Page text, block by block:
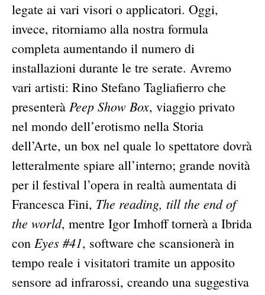
legate ai vari visori o applicatori. Oggi,
invece, ritorniamo alla nostra formula
completa aumentando il numero di
installazioni durante le tre serate. Avremo
vari artisti: Rino Stefano Tagliafierro che
presenterà Peep Show Box, viaggio privato
nel mondo dell’erotismo nella Storia
dell’Arte, un box nel quale lo spettatore dovrà
letteralmente spiare all’interno; grande novità
per il festival l’opera in realtà aumentata di
Francesca Fini, The reading, till the end of
the world, mentre Igor Imhoff tornerà a Ibrida
con Eyes #41, software che scansionerà in
tempo reale i visitatori tramite un apposito
sensore ad infrarossi, creando una suggestiva